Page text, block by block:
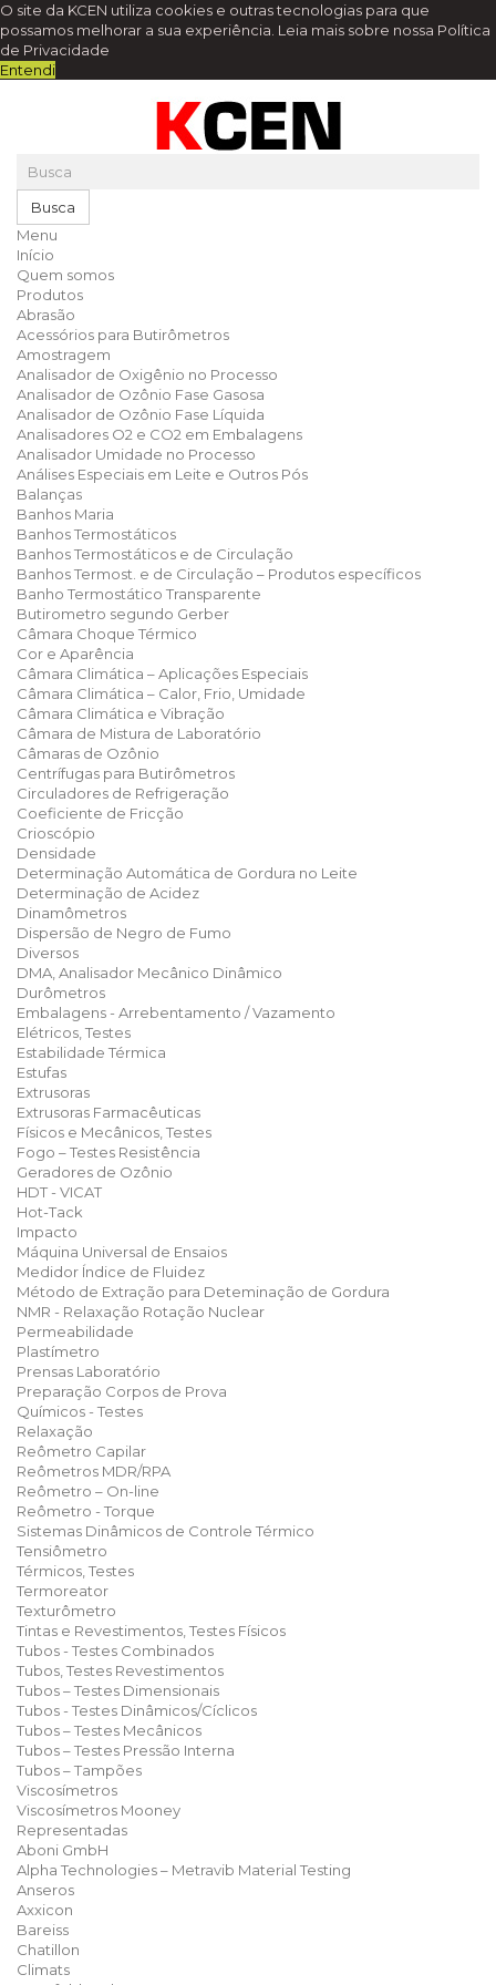
O site da KCEN utiliza cookies e outras tecnologias para que
possamos melhorar a sua experiência. Leia mais sobre nossa Política
de Privacidade
Entendi
Busca
Menu
Início
Quem somos
Produtos
Abrasão
Acessórios para Butirômetros
Amostragem
Analisador de Oxigênio no Processo
Analisador de Ozônio Fase Gasosa
Analisador de Ozônio Fase Líquida
Analisadores O2 e CO2 em Embalagens
Analisador Umidade no Processo
Análises Especiais em Leite e Outros Pós
Balanças
Banhos Maria
Banhos Termostáticos
Banhos Termostáticos e de Circulação
Banhos Termost. e de Circulação – Produtos específicos
Banho Termostático Transparente
Butirometro segundo Gerber
Câmara Choque Térmico
Cor e Aparência
Câmara Climática – Aplicações Especiais
Câmara Climática – Calor, Frio, Umidade
Câmara Climática e Vibração
Câmara de Mistura de Laboratório
Câmaras de Ozônio
Centrífugas para Butirômetros
Circuladores de Refrigeração
Coeficiente de Fricção
Crioscópio
Densidade
Determinação Automática de Gordura no Leite
Determinação de Acidez
Dinamômetros
Dispersão de Negro de Fumo
Diversos
DMA, Analisador Mecânico Dinâmico
Durômetros
Embalagens - Arrebentamento / Vazamento
Elétricos, Testes
Estabilidade Térmica
Estufas
Extrusoras
Extrusoras Farmacêuticas
Físicos e Mecânicos, Testes
Fogo – Testes Resistência
Geradores de Ozônio
HDT - VICAT
Hot-Tack
Impacto
Máquina Universal de Ensaios
Medidor Índice de Fluidez
Método de Extração para Deteminação de Gordura
NMR - Relaxação Rotação Nuclear
Permeabilidade
Plastímetro
Prensas Laboratório
Preparação Corpos de Prova
Químicos - Testes
Relaxação
Reômetro Capilar
Reômetros MDR/RPA
Reômetro – On-line
Reômetro - Torque
Sistemas Dinâmicos de Controle Térmico
Tensiômetro
Térmicos, Testes
Termoreator
Texturômetro
Tintas e Revestimentos, Testes Físicos
Tubos - Testes Combinados
Tubos, Testes Revestimentos
Tubos – Testes Dimensionais
Tubos - Testes Dinâmicos/Cíclicos
Tubos – Testes Mecânicos
Tubos – Testes Pressão Interna
Tubos – Tampões
Viscosímetros
Viscosímetros Mooney
Representadas
Aboni GmbH
Alpha Technologies – Metravib Material Testing
Anseros
Axxicon
Bareiss
Chatillon
Climats